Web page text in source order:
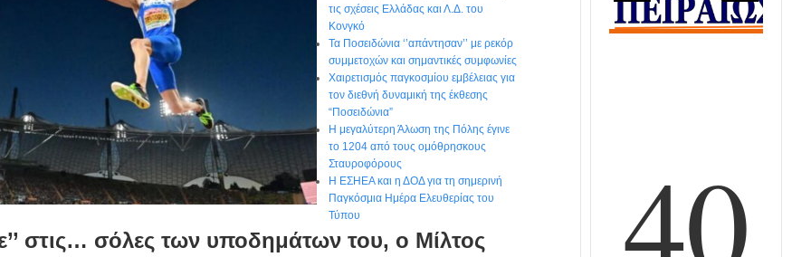
τις σχέσεις Ελλάδας και Λ.Δ. του
Κονγκό
Τα Ποσειδώνια ‘’απάντησαν’’ με ρεκόρ
συμμετοχών και σημαντικές συμφωνίες
Χαιρετισμός παγκοσμίου εμβέλειας για
τον διεθνή δυναμική της έκθεσης
“Ποσειδώνια”
Η μεγαλύτερη Άλωση της Πόλης έγινε
το 1204 από τους ομόθρησκους
Σταυροφόρους
Η ΕΣΗΕΑ και η ΔΟΔ για τη σημερινή
Παγκόσμια Ημέρα Ελευθερίας του
Τύπου
στις… σόλες των υποδημάτων του, ο Μίλτος